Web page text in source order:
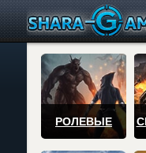
РОЛЕВЫЕ